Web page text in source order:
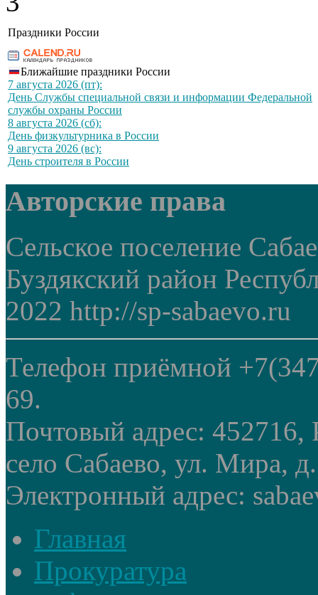
Праздники России
Ближайшие праздники России
7 августа 2026 (пт):
День Службы специальной связи и информации Федеральной
службы охраны России
8 августа 2026 (сб):
День физкультурника в России
9 августа 2026 (вс):
День строителя в России
Авторские права
Сельское поселение
Буздякский район
2022 http://sp-sabaevo.ru
Телефон приёмной
69.
Почтовый адрес: 452716,
село Сабаево, ул. Мира,
Электронный адрес:
Главная
Прокуратура